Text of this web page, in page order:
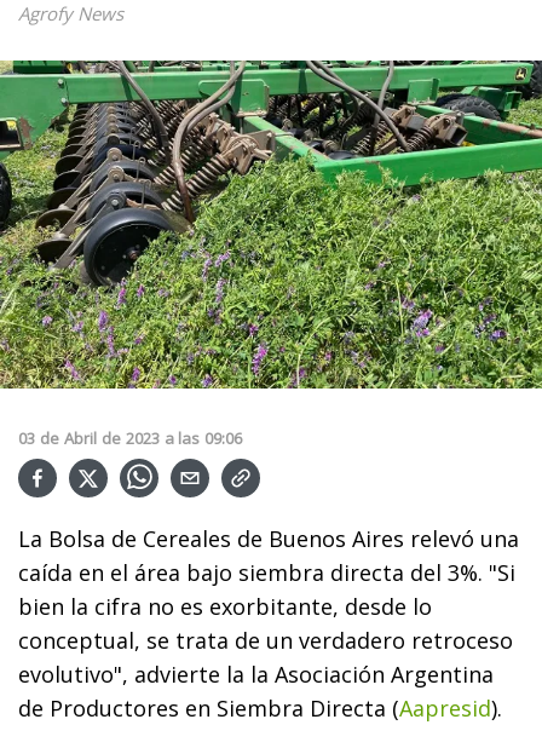
Agrofy News
03 de Abril de 2023 a las 09:06
La Bolsa de Cereales de Buenos Aires relevó una
caída en el área bajo siembra directa del 3%. "Si
bien la cifra no es exorbitante, desde lo
conceptual, se trata de un verdadero retroceso
evolutivo", advierte la la Asociación Argentina
de Productores en Siembra Directa (Aapresid).